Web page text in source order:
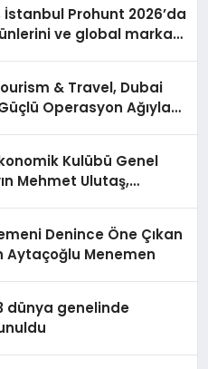
İstanbul Prohunt 2026’da
ve global marka
& Travel, Dubai
Operasyon Ağıyla
Kulübü Genel
Mehmet Ulutaş,
Denince Öne Çıkan
Aytaçoğlu Menemen
dünya genelinde